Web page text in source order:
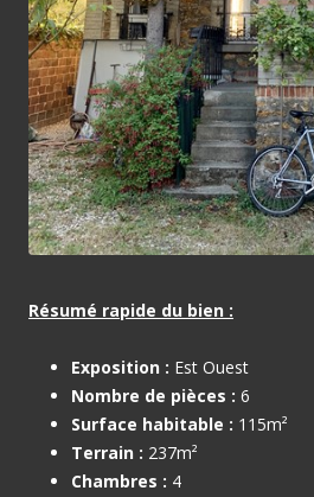
Résumé rapide du bien :
Exposition : Est Ouest
Nombre de pièces : 6
Surface habitable : 115m²
Terrain : 237m²
Chambres : 4